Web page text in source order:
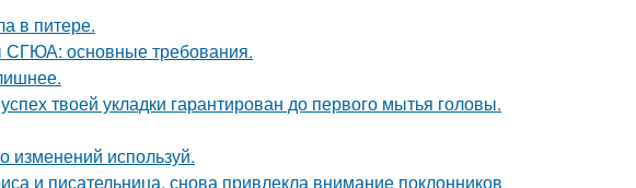
в питере.
СГЮА: основные требования.
твоей укладки гарантирован до первого мытья головы.
изменений используй.
и писательница, снова привлекла внимание поклонников